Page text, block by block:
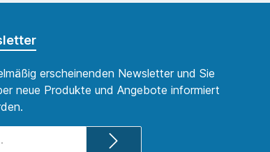
erscheinenden Newsletter und Sie
neue Produkte und Angebote informiert